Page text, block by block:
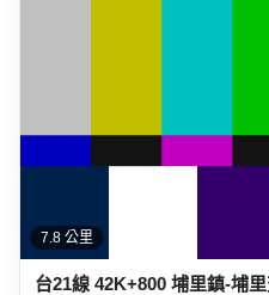
7.8 公里
台21線 42K+800 埔里鎮-埔